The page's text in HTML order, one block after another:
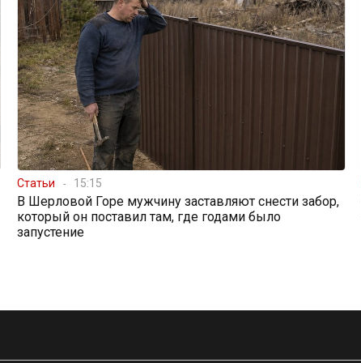
Статьи 15:15
В Шерловой Горе мужчину заставляют снести забор,
который он поставил там, где годами было
запустение